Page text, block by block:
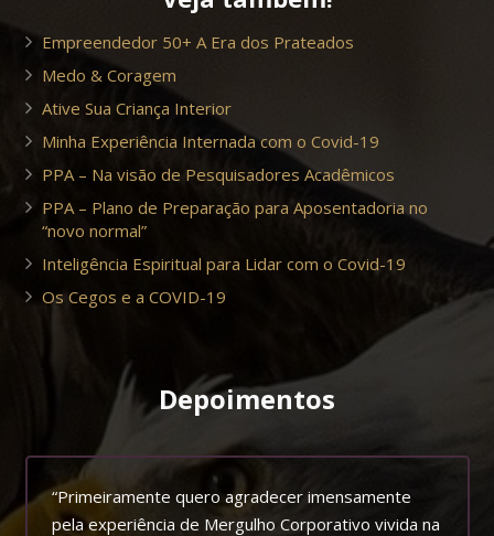
Empreendedor 50+ A Era dos Prateados
Medo & Coragem
Ative Sua Criança Interior
Minha Experiência Internada com o Covid-19
PPA – Na visão de Pesquisadores Acadêmicos
PPA – Plano de Preparação para Aposentadoria no
“novo normal”
Inteligência Espiritual para Lidar com o Covid-19
Os Cegos e a COVID-19
Depoimentos
“Primeiramente quero agradecer imensamente
pela experiência de Mergulho Corporativo vivida na